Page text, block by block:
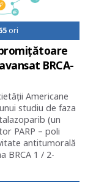
ori
BRCA-
Americane
studiu de faza
(un
PARP – poli
antitumorală
BRCA 1 / 2-